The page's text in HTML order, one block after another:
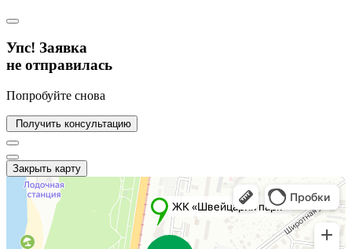
Упс! Заявка
не отправилась
Попробуйте снова
Получить консультацию
Закрыть карту